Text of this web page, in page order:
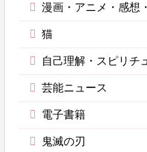
漫画・アニメ・感想
猫
自己理解・スピリチ
芸能ニュース
電子書籍
鬼滅の刃